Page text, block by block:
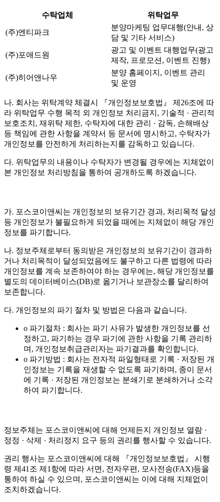
수탁업체 위탁업무
(주)엔티파크
분양마케팅 업무대행(안내, 상
담 및 기타 서비스)
(주)포애드원
광고 및 이벤트 대행업무(광고
제작, 프로모션, 이벤트 진행)
(주)히어앤나우
분양 홈페이지, 이벤트 관리
및 운영
나. 회사는 위탁계약 체결시 『개인정보보호법』 제26조에 따
라 위탁업무 수행 목적 외 개인정보 처리금지, 기술적 · 관리적
보호조치, 재위탁 제한, 수탁자에 대한 관리 · 감독, 손해배상
등 책임에 관한 사항을 계약서 등 문서에 명시하고, 수탁자가
개인정보를 안전하게 처리하는지를 감독하고 있습니다.
다. 위탁업무의 내용이나 수탁자가 변경될 경우에는 지체없이
본 개인정보 처리방침을 통하여 공개하도록 하겠습니다.
가. 포스코이앤씨는 개인정보의 보유기간 경과, 처리목적 달성
등 개인정보가 불필요하게 되었을 때에는 지체없이 해당 개인
정보를 파기합니다.
나. 정보주체로부터 동의받은 개인정보의 보유기간이 경과하
거나 처리목적이 달성되었음에도 불구하고 다른 법령에 따라
개인정보를 계속 보존하여야 하는 경우에는, 해당 개인정보를
별도의 데이터베이스(DB)로 옮기거나 보관장소를 달리하여
보존합니다.
다. 개인정보의 파기 절차 및 방법은 다음과 같습니다.
o 파기절차 : 회사는 파기 사유가 발생한 개인정보를 선
정하고, 파기하는 경우 파기에 관한 사항을 기록 관리하
며, 개인정보취급관리자는 파기결과를 확인합니다.
o 파기방법 : 회사는 전자적 파일형태로 기록 · 저장된 개
인정보는 기록을 재생할 수 없도록 파기하며, 종이 문서
에 기록 · 저장된 개인정보는 분쇄기로 분쇄하거나 소각
하여 파기합니다.
정보주체는 포스코이앤씨에 대해 언제든지 개인정보 열람 ·
정정 · 삭제 · 처리정지 요구 등의 권리를 행사할 수 있습니다.
권리 행사는 포스코이앤씨에 대해 『개인정보보호법』 시행
령 제41조 제1항에 따라 서면, 전자우편, 모사전송(FAX)등을
통하여 하실 수 있으며, 포스코이앤씨는 이에 대해 지체없이
조치하겠습니다.